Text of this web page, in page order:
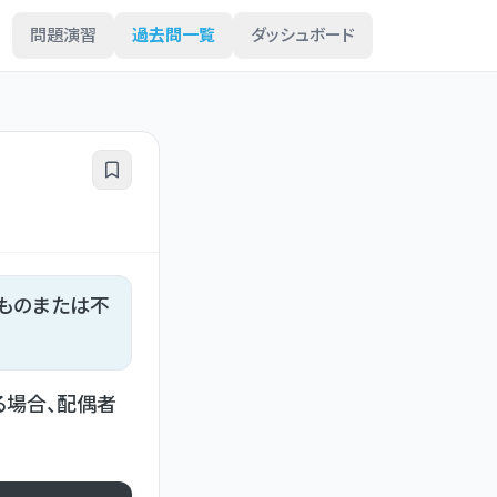
問題演習 過去問一覧 ダッシュボード
のまたは不
合、配偶者